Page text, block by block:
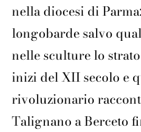
nella diocesi di
longobarde salvo
nelle sculture lo
inizi del XII secolo e
rivoluzionario
Talignano a Berceto